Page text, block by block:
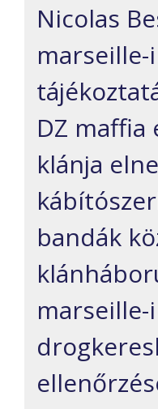
Nicolas
marseille-
DZ maffia
klánja
bandák
marseille-i